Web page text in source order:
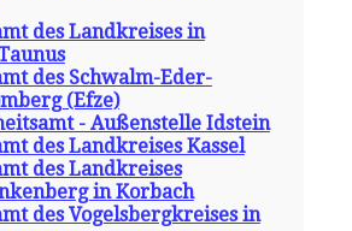
des Landkreises in
des Schwalm-Eder-
(Efze)
- Außenstelle Idstein
des Landkreises Kassel
des Landkreises
in Korbach
des Vogelsbergkreises in